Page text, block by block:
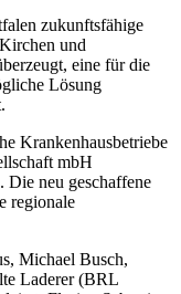
zukunftsfähige
und
eine für die
Lösung
Krankenhausbetriebe
mbH
Die neu geschaffene
regionale
Michael Busch,
Laderer (BRL